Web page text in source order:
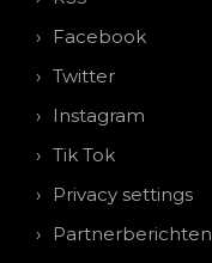
Facebook
Twitter
Instagram
Tik Tok
Privacy settings
Partnerberichten